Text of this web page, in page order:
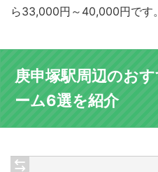
ら33,000円～40,000円です。
庚申塚駅周辺のお
ーム6選を紹介